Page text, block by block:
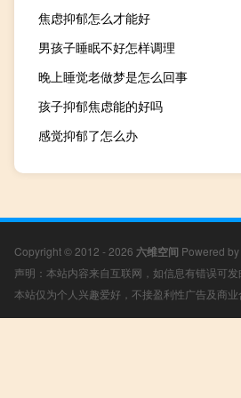
焦虑抑郁怎么才能好
男孩子睡眠不好怎样调理
晚上睡觉老做梦是怎么回事
孩子抑郁焦虑能的好吗
感觉抑郁了怎么办
Copyright © 2012 - 2026 六维空间 Powered by
声明：本站内容来自互联网，如信息有错误可
本站仅为个人兴趣爱好，不接盈利性广告及商业